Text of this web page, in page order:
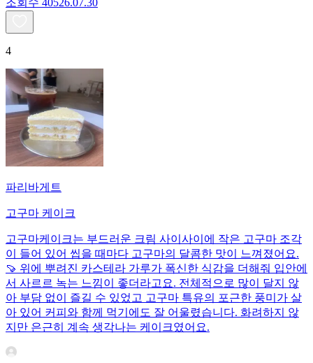
조회수 40526.07.30
4
파리바게트
고구마 케이크
고구마케이크는 부드러운 크림 사이사이에 작은 고구마 조각
이 들어 있어 씹을 때마다 고구마의 달콤한 맛이 느껴졌어요.
🍠 위에 뿌려진 카스테라 가루가 폭신한 식감을 더해줘 입안에
서 사르르 녹는 느낌이 좋더라고요. 전체적으로 많이 달지 않
아 부담 없이 즐길 수 있었고 고구마 특유의 포근한 풍미가 살
아 있어 커피와 함께 먹기에도 잘 어울렸습니다. 화려하지 않
지만 은근히 계속 생각나는 케이크였어요.